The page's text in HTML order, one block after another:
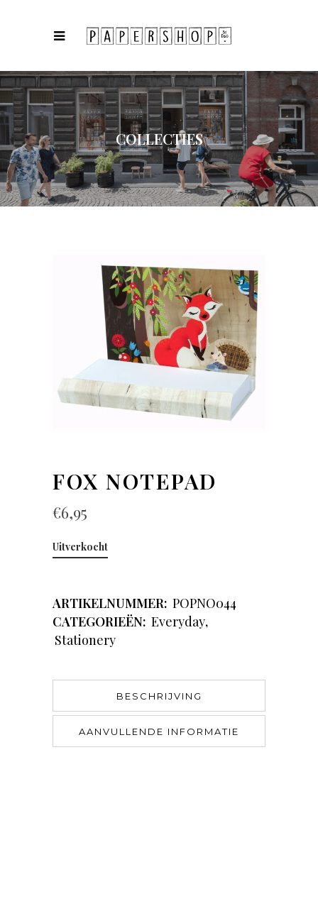
COLLECTIES
FOX NOTEPAD
€6,95
Uitverkocht
ARTIKELNUMMER: POPNO044
CATEGORIEËN: Everyday,
Stationery
BESCHRIJVING
AANVULLENDE INFORMATIE